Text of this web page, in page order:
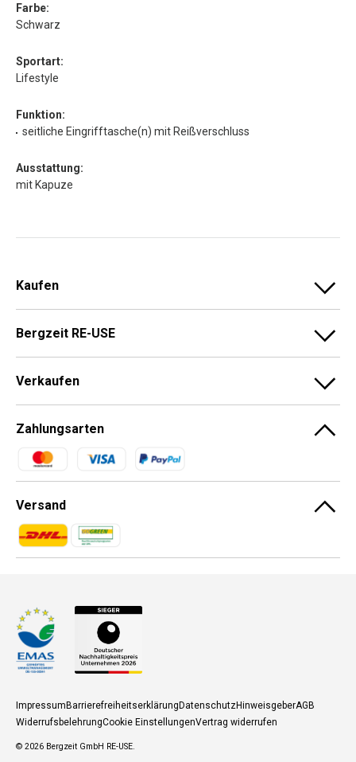
Farbe:
Schwarz
Sportart:
Lifestyle
Funktion:
seitliche Eingrifftasche(n) mit Reißverschluss
Ausstattung:
mit Kapuze
Kaufen
Bergzeit RE-USE
Verkaufen
Zahlungsarten
Zahlungsmethoden
Versand
Zahlungsmethoden
Zahlungsmethoden
ImpressumBarrierefreiheitserklärungDatenschutzHinweisgeberAGB
WiderrufsbelehrungCookie EinstellungenVertrag widerrufen
© 2026 Bergzeit GmbH RE-USE.